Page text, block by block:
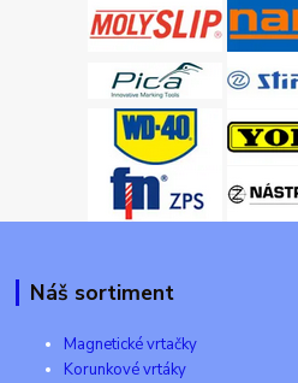
Náš sortiment
Magnetické vrtačky
Korunkové vrtáky